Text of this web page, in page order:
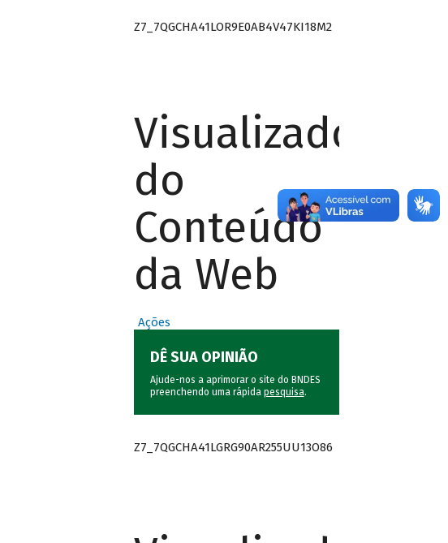
Z7_7QGCHA41LOR9E0AB4V47KI18M2
Visualizador
do
Conteúdo
da Web
Ações
DÊ SUA OPINIÃO
Ajude-nos a aprimorar o site do BNDES
preenchendo uma rápida pesquisa.
Z7_7QGCHA41LGRG90AR255UU13O86